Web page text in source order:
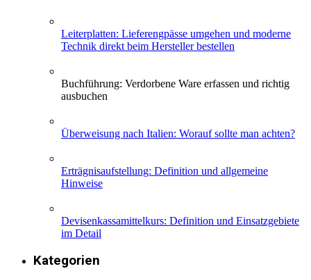
Leiterplatten: Lieferengpässe umgehen und moderne
Technik direkt beim Hersteller bestellen
Buchführung: Verdorbene Ware erfassen und richtig
ausbuchen
Überweisung nach Italien: Worauf sollte man achten?
Erträgnisaufstellung: Definition und allgemeine
Hinweise
Devisenkassamittelkurs: Definition und Einsatzgebiete
im Detail
Kategorien